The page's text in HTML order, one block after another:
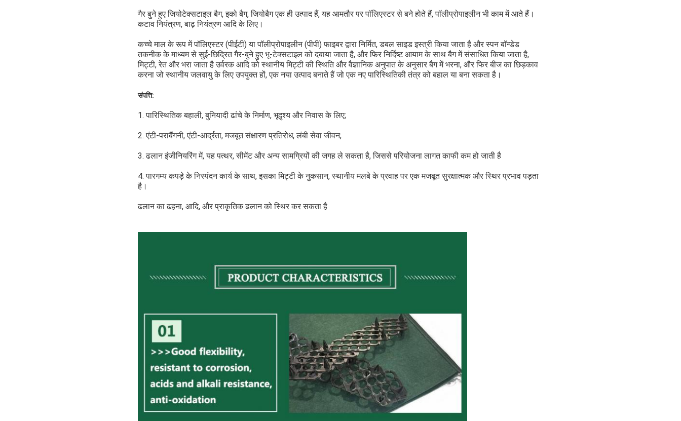
गैर बुने हुए जियोटेक्सटाइल बैग, इको बैग, जियोबैग एक ही उत्पाद हैं, यह आमतौर पर पॉलिएस्टर से बने होते हैं, पॉलीप्रोपाइलीन भी काम में आते हैं।
कटाव नियंत्रण, बाढ़ नियंत्रण आदि के लिए।
कच्चे माल के रूप में पॉलिएस्टर (पीईटी) या पॉलीप्रोपाइलीन (पीपी) फाइबर द्वारा निर्मित, डबल साइड इस्त्री किया जाता है और स्पन बॉन्डेड
तकनीक के माध्यम से सुई-छिद्रित गैर-बुने हुए भू-टेक्सटाइल को दबाया जाता है, और फिर निर्दिष्ट आयाम के साथ बैग में संसाधित किया जाता है,
मिट्टी, रेत और भरा जाता है उर्वरक आदि को स्थानीय मिट्टी की स्थिति और वैज्ञानिक अनुपात के अनुसार बैग में भरना, और फिर बीज का छिड़काव
करना जो स्थानीय जलवायु के लिए उपयुक्त हों, एक नया उत्पाद बनाते हैं जो एक नए पारिस्थितिकी तंत्र को बहाल या बना सकता है।
संपत्ति:
1. पारिस्थितिक बहाली, बुनियादी ढांचे के निर्माण, भूदृश्य और निवास के लिए;
2. एंटी-पराबैंगनी, एंटी-आर्द्रता, मजबूत संक्षारण प्रतिरोध, लंबी सेवा जीवन;
3. ढलान इंजीनियरिंग में, यह पत्थर, सीमेंट और अन्य सामग्रियों की जगह ले सकता है, जिससे परियोजना लागत काफी कम हो जाती है
4. पारगम्य कपड़े के निस्पंदन कार्य के साथ, इसका मिट्टी के नुकसान, स्थानीय मलबे के प्रवाह पर एक मजबूत सुरक्षात्मक और स्थिर प्रभाव पड़ता
है।
ढलान का ढहना, आदि, और प्राकृतिक ढलान को स्थिर कर सकता है